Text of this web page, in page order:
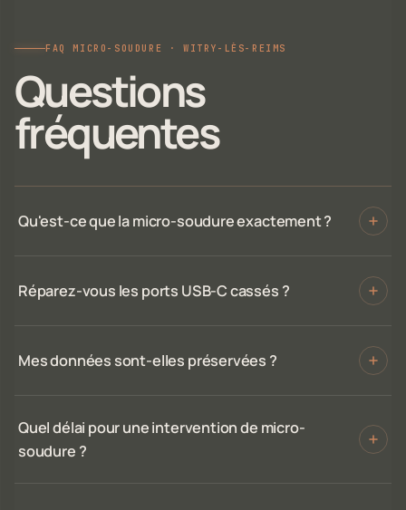
FAQ MICRO-SOUDURE · WITRY-LÈS-REIMS
Questions
fréquentes
Qu'est-ce que la micro-soudure exactement ?
Réparez-vous les ports USB-C cassés ?
Mes données sont-elles préservées ?
Quel délai pour une intervention de micro-
soudure ?